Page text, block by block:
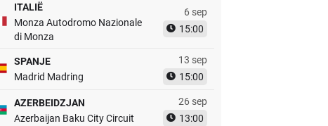
ITALIË
Monza Autodromo Nazionale
di Monza
6 sep
15:00
SPANJE
Madrid Madring
13 sep
15:00
AZERBEIDZJAN
Azerbaijan Baku City Circuit
26 sep
13:00